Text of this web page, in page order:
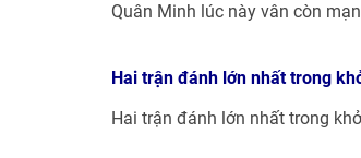
Quân Minh lúc này vân còn
Hai trận đánh lớn nhất trong
Hai trận đánh lớn nhất trong